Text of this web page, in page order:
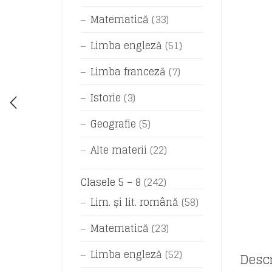
Matematică (33)
Limba engleză (51)
Limba franceză (7)
Istorie (3)
Geografie (5)
Alte materii (22)
Clasele 5 – 8 (242)
Lim. și lit. română (58)
Matematică (23)
Limba engleză (52)